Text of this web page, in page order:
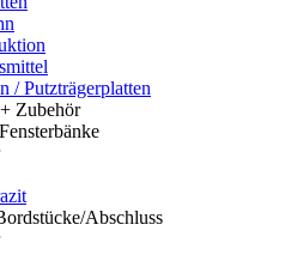
/ Putzträgerplatten
Zubehör
Abschluss